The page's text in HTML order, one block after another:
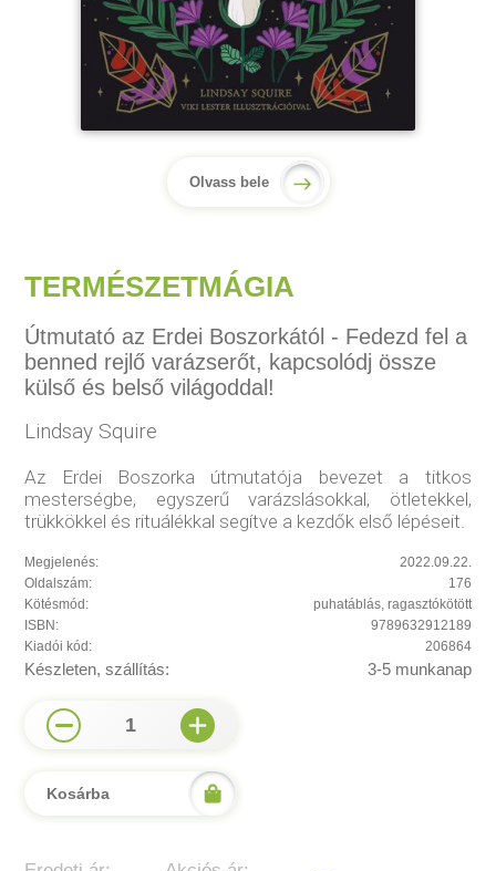
Olvass bele
TERMÉSZETMÁGIA
Útmutató az Erdei Boszorkától - Fedezd fel a
benned rejlő varázserőt, kapcsolódj össze
külső és belső világoddal!
Lindsay Squire
Az Erdei Boszorka útmutatója bevezet a titkos
mesterségbe, egyszerű varázslásokkal, ötletekkel,
trükkökkel és rituálékkal segítve a kezdők első lépéseit.
Megjelenés:
2022.09.22.
Oldalszám:
176
Kötésmód:
puhatáblás, ragasztókötött
ISBN:
9789632912189
Kiadói kód:
206864
Készleten, szállítás: 3-5 munkanap
1
Kosárba